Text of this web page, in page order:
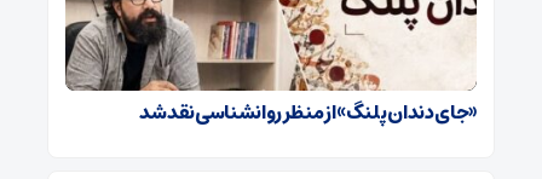
«جای دندان پلنگ» از منظر روانشناسی نقد شد